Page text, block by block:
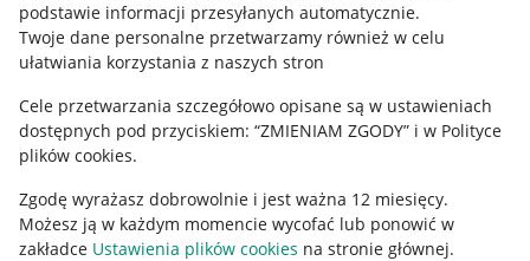
podstawie informacji przesyłanych automatycznie.
Twoje dane personalne przetwarzamy również w celu
ułatwiania korzystania z naszych stron
Cele przetwarzania szczegółowo opisane są w ustawieniach
dostępnych pod przyciskiem: “ZMIENIAM ZGODY” i w Polityce
plików cookies.
Zgodę wyrażasz dobrowolnie i jest ważna 12 miesięcy.
Możesz ją w każdym momencie wycofać lub ponowić w
zakładce Ustawienia plików cookies na stronie głównej.
Polityka plików "cookies"
Ustawienia plików "cookies"
Udostępnianie lokalizacji
Informacje dla Aktu o Usługach Cyfrowych
Pobierz aplikację